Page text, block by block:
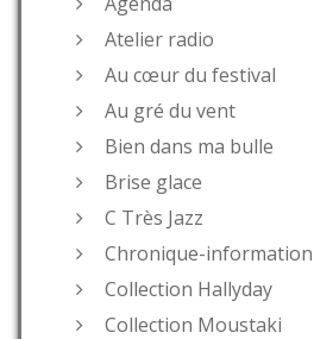
Atelier radio
Au cœur du festival
Au gré du vent
Bien dans ma bulle
Brise glace
C Très Jazz
Chronique-information
Collection Hallyday
Collection Moustaki